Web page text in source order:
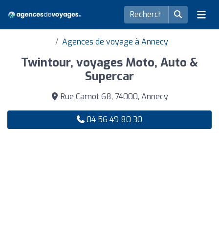
Agences de voyage à Annecy
Twintour, voyages Moto, Auto &
Supercar
Rue Carnot 68, 74000, Annecy
04 56 49 80 30